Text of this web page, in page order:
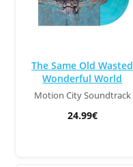
The Same Old Wasted
Wonderful World
Motion City Soundtrack
24.99€